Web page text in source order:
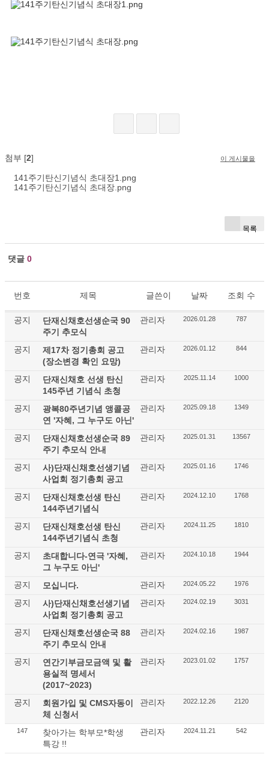
첨부 [2]
141주기탄신기념식 초대장1.png
141주기탄신기념식 초대장.png
이 게시물을
목록
댓글 0
번호 제목 글쓴이 날짜 조회 수
공지
단재신채호선생순국 90
주기 추모식
관리자 2026.01.28 787
공지
제17차 정기총회 공고
(장소변경 확인 요망)
관리자 2026.01.12 844
공지
단재신채호 선생 탄신
145주년 기념식 초청
관리자 2025.11.14 1000
공지
광복80주년기념 앵콜공
연 '자혜, 그 누구도 아닌'
관리자 2025.09.18 1349
공지
단재신채호선생순국 89
주기 추모식 안내
관리자 2025.01.31 13567
공지
사)단재신채호선생기념
사업회 정기총회 공고
관리자 2025.01.16 1746
공지
단재신채호선생 탄신
144주년기념식
관리자 2024.12.10 1768
공지
단재신채호선생 탄신
144주년기념식 초청
관리자 2024.11.25 1810
공지
초대합니다-연극 '자혜,
그 누구도 아닌'
관리자 2024.10.18 1944
공지 모십니다. 관리자 2024.05.22 1976
공지
사)단재신채호선생기념
사업회 정기총회 공고
관리자 2024.02.19 3031
공지
단재신채호선생순국 88
주기 추모식 안내
관리자 2024.02.16 1987
공지
연간기부금모금액 및 활
용실적 명세서
(2017~2023)
관리자 2023.01.02 1757
공지
회원가입 및 CMS자동이
체 신청서
관리자 2022.12.26 2120
147
찾아가는 학부모*학생
특강 !!
관리자 2024.11.21 542